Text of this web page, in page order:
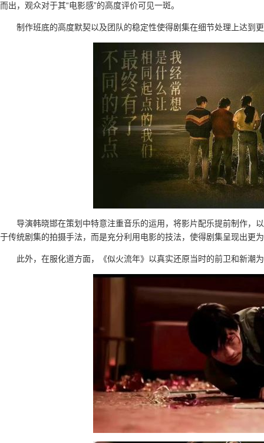
而出，观众对于其“电影感”的高度评价可见一斑。
制作班底的高度默契以及团队的稳定性使得剧集在细节处理上达到
导演韩晓邯在策划中特意注重音乐的运用，将影片配乐提前制作，
于传统剧集的拍摄手法，而是充分利用电影的技法，使得剧集呈现出更
此外，在服化道方面，《似火流年》以真实还原当时的前卫和新潮